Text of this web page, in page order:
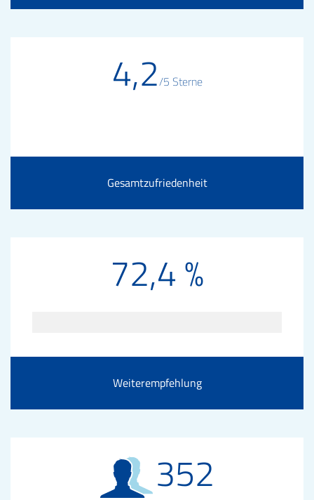
4,2/5 Sterne
Gesamtzufriedenheit
72,4 %
Weiterempfehlung
352